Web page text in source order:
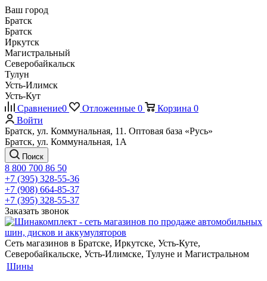
Ваш город
Братск
Братск
Иркутск
Магистральный
Северобайкальск
Тулун
Усть-Илимск
Усть-Кут
Сравнение0 Отложенные 0 Корзина 0
Войти
Братск, ул. Коммунальная, 11. Оптовая база «Русь»
Братск, ул. Коммунальная, 1А
Поиск
8 800 700 86 50
+7 (395) 328-55-36
+7 (908) 664-85-37
+7 (395) 328-55-37
Заказать звонок
Сеть магазинов в Братске, Иркутске, Усть-Куте,
Северобайкальске, Усть-Илимске, Тулуне и Магистральном
Шины